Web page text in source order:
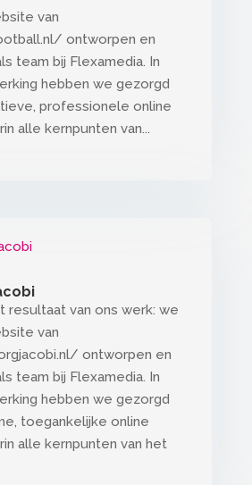
van
ontworpen en
team bij Flexamedia. In
hebben we gezorgd
professionele online
alle kernpunten van...
resultaat van ons werk: we
van
ontworpen en
team bij Flexamedia. In
hebben we gezorgd
toegankelijke online
alle kernpunten van het